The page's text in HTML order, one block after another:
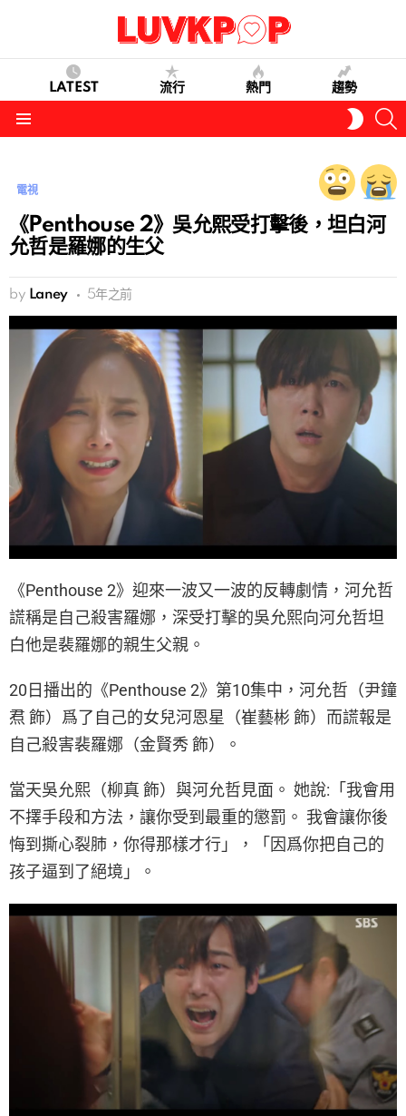
LATEST 流行 熱門 趨勢
SKIN
電視
《Penthouse 2》吳允熙受打擊後，坦白河
允哲是羅娜的生父
by Laney 5年之前
《Penthouse 2》迎來一波又一波的反轉劇情，河允哲
謊稱是自己殺害羅娜，深受打擊的吳允熙向河允哲坦
白他是裴羅娜的親生父親。
20日播出的《Penthouse 2》第10集中，河允哲（尹鐘
焄 飾）爲了自己的女兒河恩星（崔藝彬 飾）而謊報是
自己殺害裴羅娜（金賢秀 飾）。
當天吳允熙（柳真 飾）與河允哲見面。 她說:「我會用
不擇手段和方法，讓你受到最重的懲罰。 我會讓你後
悔到撕心裂肺，你得那樣才行」，「因爲你把自己的
孩子逼到了絕境」。